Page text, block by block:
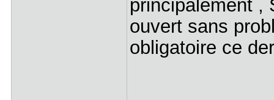
principalement ,
ouvert sans
obligatoire ce